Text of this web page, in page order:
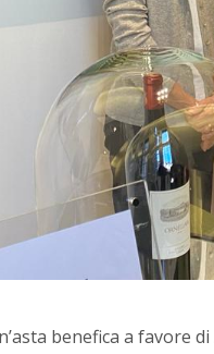
benefica a favore